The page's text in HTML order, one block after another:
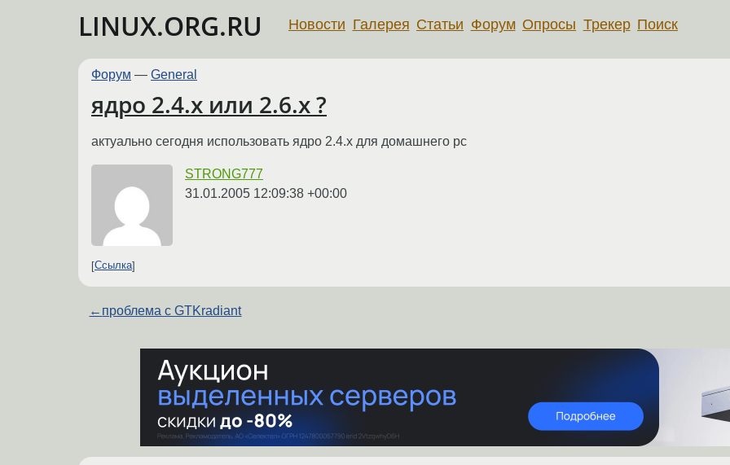
LINUX.ORG.RU Новости Галерея Статьи Форум Опросы Трекер Поиск
Форум — General
ядро 2.4.x или 2.6.x ?
актуально сегодня использовать ядро 2.4.x для домашнего pc
STRONG777
31.01.2005 12:09:38 +00:00
Ссылка
← проблема с GTKradiant